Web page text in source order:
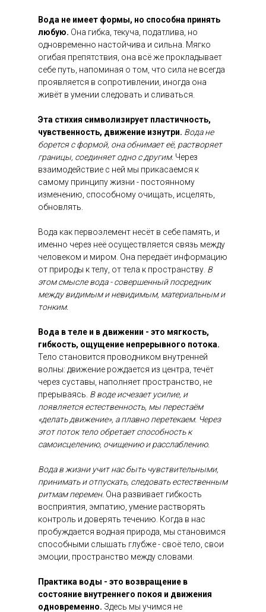
Вода не имеет формы, но способна принять
любую. Она гибка, текуча, податлива, но
одновременно настойчива и сильна. Мягко
огибая препятствия, она всё же прокладывает
себе путь, напоминая о том, что сила не всегда
проявляется в сопротивлении, иногда она
живёт в умении следовать и сливаться.
Эта стихия символизирует пластичность,
чувственность, движение изнутри. Вода не
борется с формой, она обнимает её, растворяет
границы, соединяет одно с другим. Через
взаимодействие с ней мы прикасаемся к
самому принципу жизни - постоянному
изменению, способному очищать, исцелять,
обновлять.
Вода как первоэлемент несёт в себе память, и
именно через неё осуществляется связь между
человеком и миром. Она передаёт информацию
от природы к телу, от тела к пространству. В
этом смысле вода - совершенный посредник
между видимым и невидимым, материальным и
тонким.
Вода в теле и в движении - это мягкость,
гибкость, ощущение непрерывного потока.
Тело становится проводником внутренней
волны: движение рождается из центра, течёт
через суставы, наполняет пространство, не
прерываясь. В воде исчезает усилие, и
появляется естественность, мы перестаём
«делать движение», а плавно перетекаем. Через
этот поток тело обретает способность к
самоисцелению, очищению и расслаблению.
Вода в жизни учит нас быть чувствительными,
принимать и отпускать, следовать естественным
ритмам перемен. Она развивает гибкость
восприятия, эмпатию, умение растворять
контроль и доверять течению. Когда в нас
пробуждается водная природа, мы становимся
способными слышать глубже - своё тело, свои
эмоции, пространство между словами.
Практика воды - это возвращение в
состояние внутреннего покоя и движения
одновременно. Здесь мы учимся не